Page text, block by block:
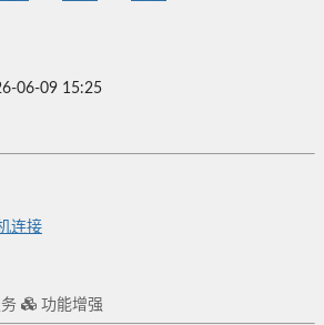
06-09 15:25
连接
功能增强